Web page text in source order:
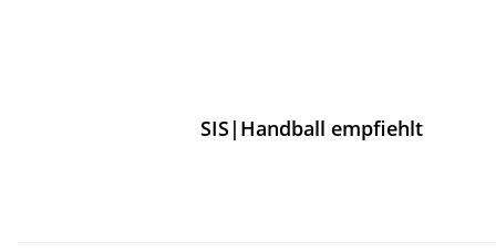
SIS|Handball empfiehlt